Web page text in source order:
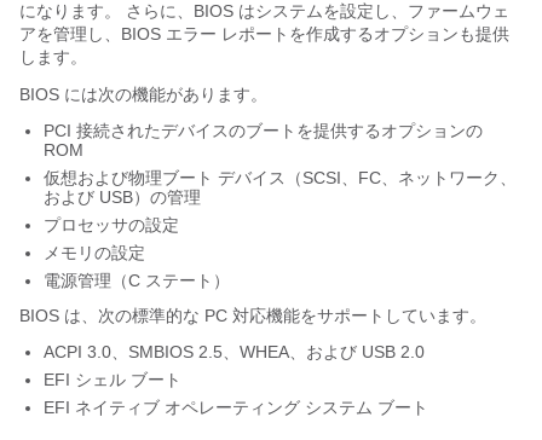
になります。 さらに、BIOS はシステムを設定し、ファームウェ
アを管理し、BIOS エラー レポートを作成するオプションも提供
します。
BIOS には次の機能があります。
PCI 接続されたデバイスのブートを提供するオプションの
ROM
仮想および物理ブート デバイス（SCSI、FC、ネットワーク、
および USB）の管理
プロセッサの設定
メモリの設定
電源管理（C ステート）
BIOS は、次の標準的な PC 対応機能をサポートしています。
ACPI 3.0、SMBIOS 2.5、WHEA、および USB 2.0
EFI シェル ブート
EFI ネイティブ オペレーティング システム ブート